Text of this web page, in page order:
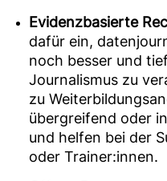
Evidenzbasierte
dafür ein,
noch besser und
Journalismus zu
zu
übergreifend oder
und helfen bei der
oder Trainer:innen.